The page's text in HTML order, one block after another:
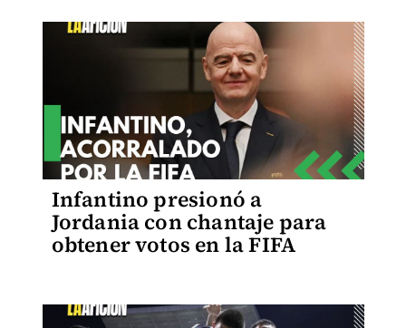
Infantino presionó a
Jordania con chantaje para
obtener votos en la FIFA